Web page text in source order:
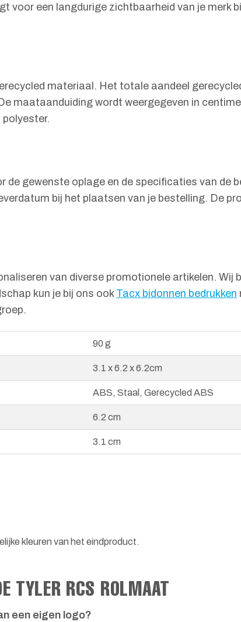
voor een langdurige zichtbaarheid van je merk
materiaal. Het totale aandeel
maataanduiding wordt weergegeven in
polyester.
de gewenste oplage en de specificaties van de
bij het plaatsen van je bestelling. De
van diverse promotionele artikelen.
kun je bij ons ook Tacx bidonnen bedrukken
90 g
3.1 x 6.2 x 6.2cm
ABS, Staal, Gerecycled ABS
6.2 cm
3.1 cm
kleuren van het eindproduct.
TYLER RCS ROLMAAT
een eigen logo?